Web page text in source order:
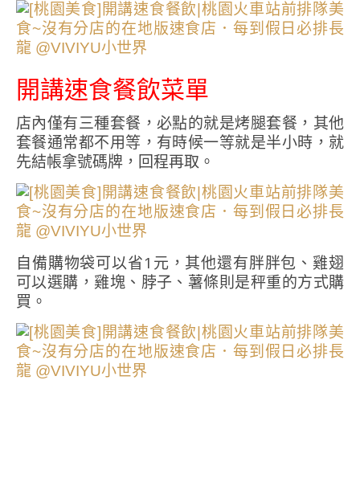
開講速食餐飲菜單
店內僅有三種套餐，必點的就是烤腿套餐，其他
套餐通常都不用等，有時候一等就是半小時，就
先結帳拿號碼牌，回程再取。
自備購物袋可以省1元，其他還有胖胖包、雞翅
可以選購，雞塊、脖子、薯條則是秤重的方式購
買。